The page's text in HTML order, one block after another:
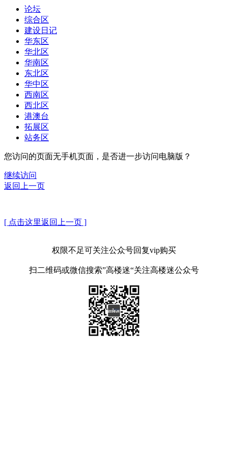
论坛
综合区
建设日记
华东区
华北区
华南区
东北区
华中区
西南区
西北区
港澳台
拓展区
站务区
您访问的页面无手机页面，是否进一步访问电脑版？
继续访问
返回上一页
[ 点击这里返回上一页 ]
权限不足可关注公众号回复vip购买
扫二维码或微信搜索”高楼迷“关注高楼迷公众号